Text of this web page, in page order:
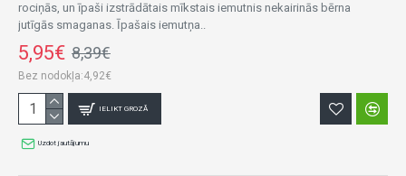
rociņās, un īpaši izstrādātais mīkstais iemutnis nekairinās bērna
jutīgās smaganas. Īpašais iemutņa..
5,95€ 8,39€
Bez nodokļa:4,92€
IELIKT GROZĀ
Uzdot jautājumu